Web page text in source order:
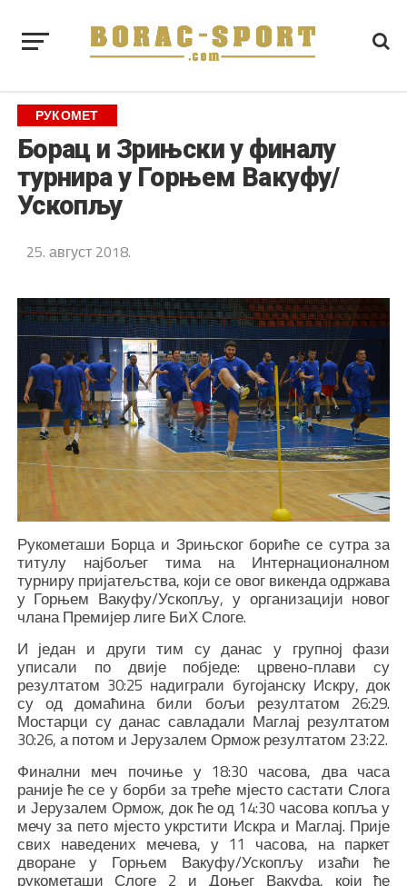
РУКОМЕТ
Борац и Зрињски у финалу
турнира у Горњем Вакуфу/
Ускопљу
25. август 2018.
Рукометаши Борца и Зрињског бориће се сутра за
титулу најбољег тима на Интернационалном
турниру пријатељства, који се овог викенда одржава
у Горњем Вакуфу/Ускопљу, у организацији новог
члана Премијер лиге БиХ Слоге.
И један и други тим су данас у групној фази
уписали по двије побједе: црвено-плави су
резултатом 30:25 надиграли бугојанску Искру, док
су од домаћина били бољи резултатом 26:29.
Мостарци су данас савладали Маглај резултатом
30:26, а потом и Јерузалем Ормож резултатом 23:22.
Финални меч почиње у 18:30 часова, два часа
раније ће се у борби за треће мјесто састати Слога
и Јерузалем Ормож, док ће од 14:30 часова копља у
мечу за пето мјесто укрстити Искра и Маглај. Прије
свих наведених мечева, у 11 часова, на паркет
дворане у Горњем Вакуфу/Ускопљу изаћи ће
рукометаши Слоге 2 и Доњег Вакуфа, који ће